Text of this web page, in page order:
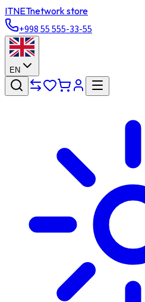
ITNETnetwork store
+998 55 555-33-55
EN